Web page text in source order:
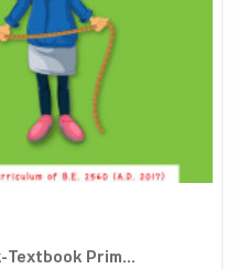
Textbook Prim...